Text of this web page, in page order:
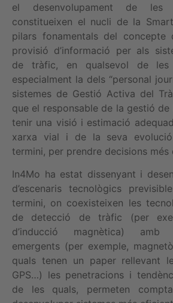
el desenvolupament de les
constitueixen el nucli de la
pilars fonamentals del
provisió d’informació per als
de tràfic, en qualsevol de
especialment la dels “personal
sistemes de Gestió Activa del
que el responsable de la gestió
tenir una visió i estimació
xarxa vial i de la seva
termini, per prendre decisions més
In4Mo ha estat dissenyant i
d’escenaris tecnològics
termini, on coexisteixen les
de detecció de tràfic (per
d’inducció magnètica) amb
emergents (per exemple,
quals tenen un paper rellevant
GPS…) les penetracions i
de les quals, permeten